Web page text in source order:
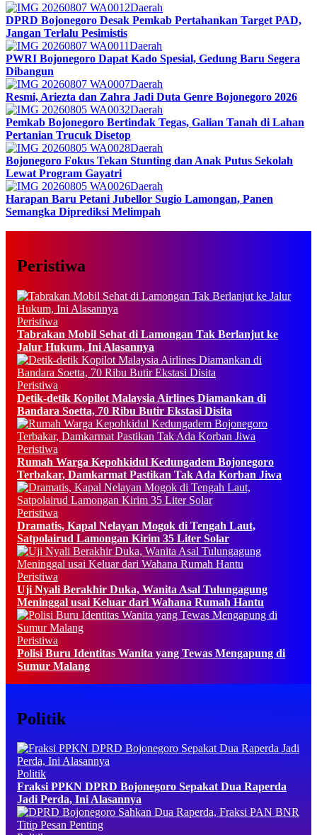
Daerah
DPRD Bojonegoro Desak Pemkab Pertahankan Target PAD,
Jangan Terlalu Pesimistis
Daerah
PWRI Bojonegoro Dapat Kado Spesial, Gedung Baru Segera
Dibangun
Daerah
Resmi, Ariezta dan Zahra Jadi Duta Genre Bojonegoro 2026
Daerah
Pemkab Bojonegoro Bertindak Tegas, Galian Tanah di Lahan
Pertanian Trucuk Disetop
Daerah
Bojonegoro Fokus Tekan Stunting dan Anak Putus Sekolah
Lewat Program Gayatri
Daerah
Harapan Baru Petani Jubellor Sugio Lamongan, Panen
Semangka Diprediksi Melimpah
Peristiwa
Peristiwa
Tabrakan Mobil Sehat di Lamongan Tak Berlanjut ke
Jalur Hukum, Ini Alasannya
Peristiwa
Detik-detik Kopilot Malaysia Airlines Diamankan di
Bandara Soetta, 70 Ribu Butir Ekstasi Disita
Peristiwa
Rumah Warga Kepohkidul Kedungadem Bojonegoro
Terbakar, Damkarmat Pastikan Tak Ada Korban Jiwa
Peristiwa
Dramatis, Kapal Nelayan Mogok di Tengah Laut,
Satpolairud Lamongan Kirim 35 Liter Solar
Peristiwa
Uji Nyali Berakhir Duka, Wanita Asal Tulungagung
Meninggal usai Keluar dari Wahana Rumah Hantu
Peristiwa
Polisi Buru Identitas Wanita yang Tewas Mengapung di
Sumur Malang
Politik
Politik
Fraksi PPKN DPRD Bojonegoro Sepakat Dua Raperda
Jadi Perda, Ini Alasannya